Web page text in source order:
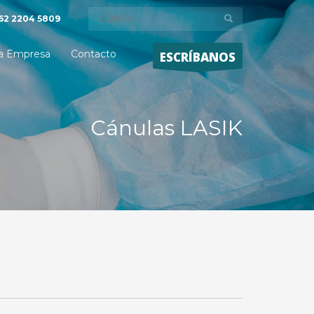
2204 5809
Empresa Contacto ESCRÍBANOS
Cánulas LASIK